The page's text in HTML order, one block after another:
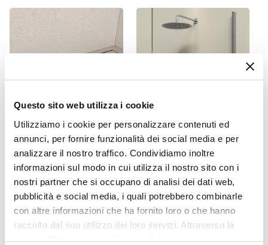
Questo sito web utilizza i cookie
Utilizziamo i cookie per personalizzare contenuti ed
annunci, per fornire funzionalità dei social media e per
analizzare il nostro traffico. Condividiamo inoltre
informazioni sul modo in cui utilizza il nostro sito con i
nostri partner che si occupano di analisi dei dati web,
pubblicità e social media, i quali potrebbero combinarle
con altre informazioni che ha fornito loro o che hanno
raccolto dal suo utilizzo dei loro servizi. Attraverso la
sezione "Mostra dettagli" è possibile gestire le proprie
Fumè
8 mm
Colore Profilo
Cromo
Braccio Di Sostegno
Riducibile da 100 fino a 50 cm|Incluso
Installazione
Su piatto doccia|Filopavimento
CODICE:CNL5P
Canalina doccia 50 cm
cover piastrellabile in
acciaio inox - Stiletto
€ 56,00
CODICE:LIR-IB5S3
Set incasso doccia con
braccio 35 cm e soffione 30
cm cromo – Lir
€ 75,01